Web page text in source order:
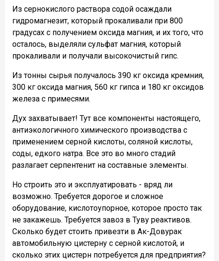
Из сернокислого раствора содой осаждали
гидромагнезит, который прокаливали при 800
градусах с получением оксида магния, и их того, что
осталось, выделяли сульфат магния, который
прокаливали и получали высокочистый гипс.
Из тонны сырья получалось 390 кг оксида кремния,
300 кг оксида магния, 560 кг гипса и 180 кг оксидов
железа с примесями.
Дух захватывает! Тут все компоненты настоящего,
антиэкологичного химического производства с
применением серной кислоты, соляной кислоты,
соды, едкого натра. Все это во много стадий
разлагает серпентенит на составные элементы.
Но строить это и эксплуатировать - вряд ли
возможно. Требуется дорогое и сложное
оборудование, кислотоупорное, которое просто так
не закажешь. Требуется завоз в Туву реактивов.
Сколько будет стоить привезти в Ак-Довурак
автомобильную цистерну с серной кислотой, и
сколько этих цистерн потребуется для предприятия?